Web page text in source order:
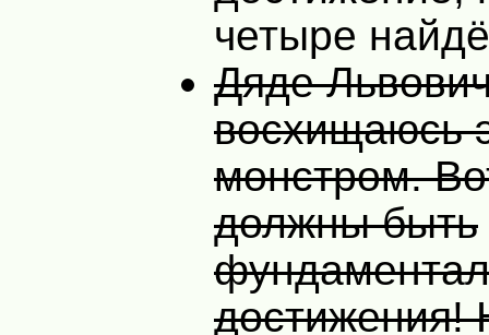
четыре
Дяде
восхищаюсь
монстром.
должны быть
достижения!